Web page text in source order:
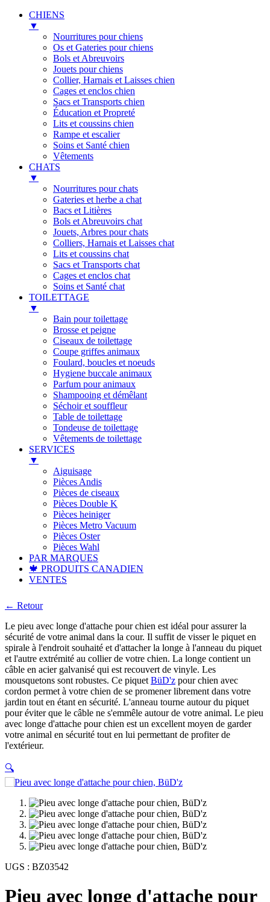
CHIENS
▼
Nourritures pour chiens
Os et Gateries pour chiens
Bols et Abreuvoirs
Jouets pour chiens
Collier, Harnais et Laisses chien
Cages et enclos chien
Sacs et Transports chien
Éducation et Propreté
Lits et coussins chien
Rampe et escalier
Soins et Santé chien
Vêtements
CHATS
▼
Nourritures pour chats
Gateries et herbe a chat
Bacs et Litières
Bols et Abreuvoirs chat
Jouets, Arbres pour chats
Colliers, Harnais et Laisses chat
Lits et coussins chat
Sacs et Transports chat
Cages et enclos chat
Soins et Santé chat
TOILETTAGE
▼
Bain pour toilettage
Brosse et peigne
Ciseaux de toilettage
Coupe griffes animaux
Foulard, boucles et noeuds
Hygiene buccale animaux
Parfum pour animaux
Shampooing et démêlant
Séchoir et souffleur
Table de toilettage
Tondeuse de toilettage
Vêtements de toilettage
SERVICES
▼
Aiguisage
Pièces Andis
Pièces de ciseaux
Pièces Double K
Pièces heiniger
Pièces Metro Vacuum
Pièces Oster
Pièces Wahl
PAR MARQUES
🍁 PRODUITS CANADIEN
VENTES
← Retour
Le pieu avec longe d'attache pour chien est idéal pour assurer la
sécurité de votre animal dans la cour. Il suffit de visser le piquet en
spirale à l'endroit souhaité et d'attacher la longe à l'anneau du piquet
et l'autre extrémité au collier de votre chien. La longe contient un
câble en acier galvanisé qui est recouvert de vinyle. Les
mousquetons sont robustes. Ce piquet BüD'z pour chien avec
cordon permet à votre chien de se promener librement dans votre
jardin tout en étant en sécurité. L'anneau tourne autour du piquet
pour éviter que le câble ne s'emmêle autour de votre animal. Le pieu
avec longe d'attache pour chien est un excellent moyen de garder
votre animal en sécurité tout en lui permettant de profiter de
l'extérieur.
🔍
UGS : BZ03542
Pieu avec longe d'attache pour